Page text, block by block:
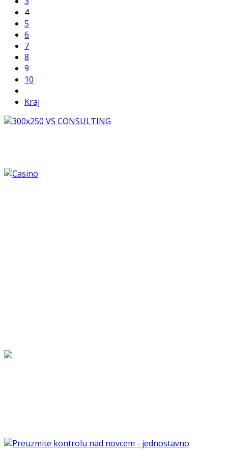
4
5
6
7
8
9
10
Kraj